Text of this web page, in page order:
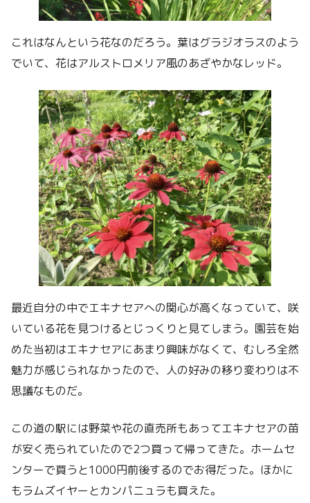
これはなんという花なのだろう。葉はグラジオラスのよう
でいて、花はアルストロメリア風のあざやかなレッド。
最近自分の中でエキナセアへの関心が高くなっていて、咲
いている花を見つけるとじっくりと見てしまう。園芸を始
めた当初はエキナセアにあまり興味がなくて、むしろ全然
魅力が感じられなかったので、人の好みの移り変わりは不
思議なものだ。
この道の駅には野菜や花の直売所もあってエキナセアの苗
が安く売られていたので2つ買って帰ってきた。ホームセ
ンターで買うと1000円前後するのでお得だった。ほかに
もラムズイヤーとカンパニュラも買えた。